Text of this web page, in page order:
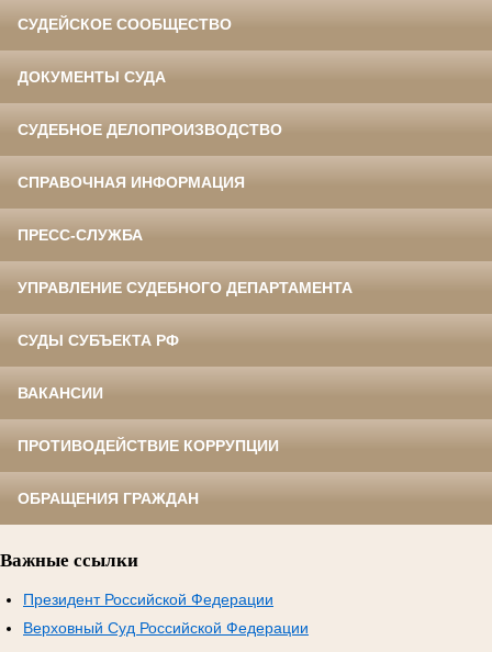
СУДЕЙСКОЕ СООБЩЕСТВО
ДОКУМЕНТЫ СУДА
СУДЕБНОЕ ДЕЛОПРОИЗВОДСТВО
СПРАВОЧНАЯ ИНФОРМАЦИЯ
ПРЕСС-СЛУЖБА
УПРАВЛЕНИЕ СУДЕБНОГО ДЕПАРТАМЕНТА
СУДЫ СУБЪЕКТА РФ
ВАКАНСИИ
ПРОТИВОДЕЙСТВИЕ КОРРУПЦИИ
ОБРАЩЕНИЯ ГРАЖДАН
Важные ссылки
Президент Российской Федерации
Верховный Суд Российской Федерации